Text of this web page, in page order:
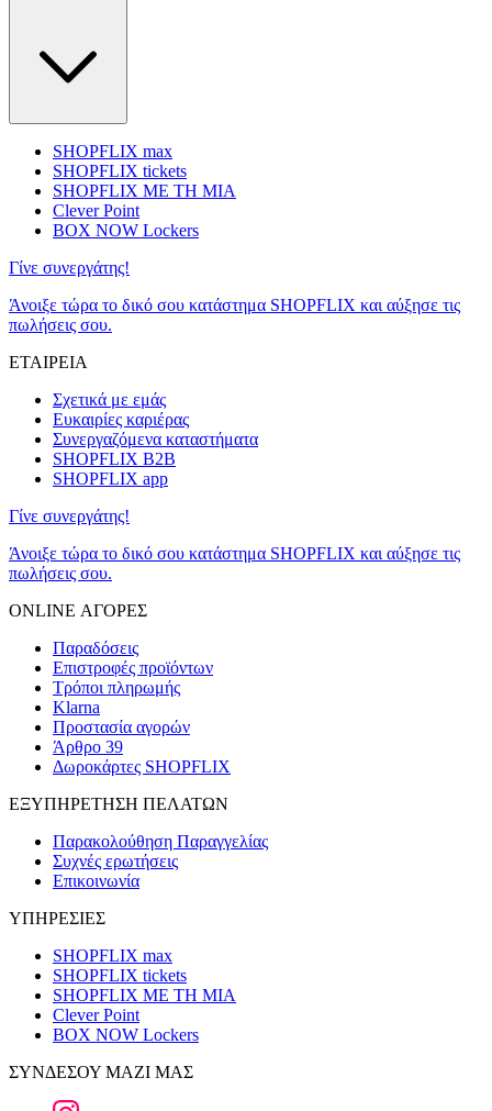
SHOPFLIX max
SHOPFLIX tickets
SHOPFLIX ΜΕ ΤΗ ΜΙΑ
Clever Point
BOX NOW Lockers
Γίνε συνεργάτης!
Άνοιξε τώρα το δικό σου κατάστημα SHOPFLIX και αύξησε τις
πωλήσεις σου.
ΕΤΑΙΡΕΙΑ
Σχετικά με εμάς
Ευκαιρίες καριέρας
Συνεργαζόμενα καταστήματα
SHOPFLIX B2B
SHOPFLIX app
Γίνε συνεργάτης!
Άνοιξε τώρα το δικό σου κατάστημα SHOPFLIX και αύξησε τις
πωλήσεις σου.
ONLINE ΑΓΟΡΕΣ
Παραδόσεις
Επιστροφές προϊόντων
Τρόποι πληρωμής
Klarna
Προστασία αγορών
Άρθρο 39
Δωροκάρτες SHOPFLIX
ΕΞΥΠΗΡΕΤΗΣΗ ΠΕΛΑΤΩΝ
Παρακολούθηση Παραγγελίας
Συχνές ερωτήσεις
Επικοινωνία
ΥΠΗΡΕΣΙΕΣ
SHOPFLIX max
SHOPFLIX tickets
SHOPFLIX ΜΕ ΤΗ ΜΙΑ
Clever Point
BOX NOW Lockers
ΣΥΝΔΕΣΟΥ ΜΑΖΙ ΜΑΣ